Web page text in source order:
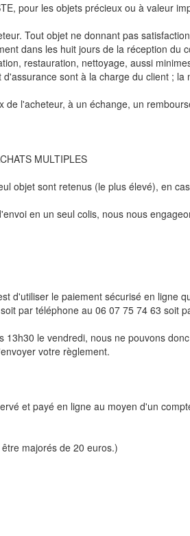
pour les objets précieux ou à valeur
Tout objet ne donnant pas
dans les huit jours de la réception du
restauration, nettoyage, aussi
sont à la charge du client ; la
l'acheteur, à un échange, un
MULTIPLES
objet sont retenus (le plus élevé), en
en un seul colis, nous nous
d'utiliser le paiement sécurisé en ligne
par téléphone au 06 07 75 74 63 soit
le vendredi, nous ne pouvons
votre règlement.
et payé en ligne au moyen d'un
majorés de 20 euros.)